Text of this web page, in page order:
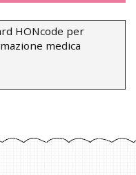
HONcode per
medica